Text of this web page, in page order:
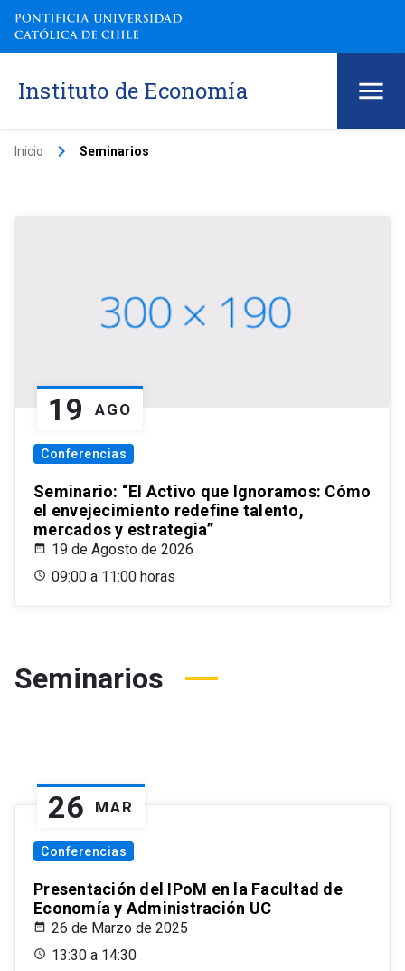
Instituto de Economía
Inicio keyboard_arrow_right Seminarios
19 AGO
Conferencias
Seminario: “El Activo que Ignoramos: Cómo
el envejecimiento redefine talento,
mercados y estrategia”
19 de Agosto de 2026
09:00 a 11:00 horas
Seminarios
26 MAR
Conferencias
Presentación del IPoM en la Facultad de
Economía y Administración UC
26 de Marzo de 2025
13:30 a 14:30